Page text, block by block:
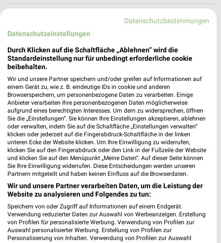
Brüderstr. 37-39
59494 Soest
Heute geschlossen
NKD Dortmund
Gleiwitzstr. 275
44328 Dortmund
Heute geschlossen
414,93 km • Angebote: 2 Prospekte
NKD Ennigerloh
Marktplatz 3
59320 Ennigerloh
Heute geschlossen
374,44 km • Angebote: 2 Prospekte
Datenschutzbestimmungen
Datenschutzeinstellungen
Durch Klicken auf die Schaltfläche „Ablehnen“ wird die
Standardeinstellung nur für unbedingt erforderliche cookie
beibehalten.
Wir und unsere Partner speichern und/oder greifen auf Informationen auf
einem Gerät zu, wie z. B. eindeutige IDs in cookie und anderen
Browserspeichern, um personenbezogene Daten zu verarbeiten. Einige
Anbieter verarbeiten Ihre personenbezogenen Daten möglicherweise
aufgrund eines berechtigten Interesses. Um dem zu widersprechen, öffnen
Sie die „Einstellungen“. Sie können Ihre Einstellungen akzeptieren, ablehnen
oder verwalten, indem Sie auf die Schaltfläche „Einstellungen verwalten“
klicken oder jederzeit auf die Fingerabdruck-Schaltfläche in der linken
unteren Ecke der Website klicken. Um Ihre Einwilligung zu widerrufen,
klicken Sie auf den Fingerabdruck oder den Link in der Fußzeile der Website
und klicken Sie auf den Menüpunkt „Meine Daten“. Auf dieser Seite können
Sie Ihre Einwilligung widerrufen. Diese Entscheidungen werden unseren
Partnern mitgeteilt und haben keinen Einfluss auf die Browserdaten.
Wir und unsere Partner verarbeiten Daten, um die Leistung der
Website zu analysieren und Folgendes zu tun:
Speichern von oder Zugriff auf Informationen auf einem Endgerät.
Verwendung reduzierter Daten zur Auswahl von Werbeanzeigen. Erstellung
von Profilen für personalisierte Werbung. Verwendung von Profilen zur
Auswahl personalisierter Werbung. Erstellung von Profilen zur
Personalisierung von Inhalten. Verwendung von Profilen zur Auswahl